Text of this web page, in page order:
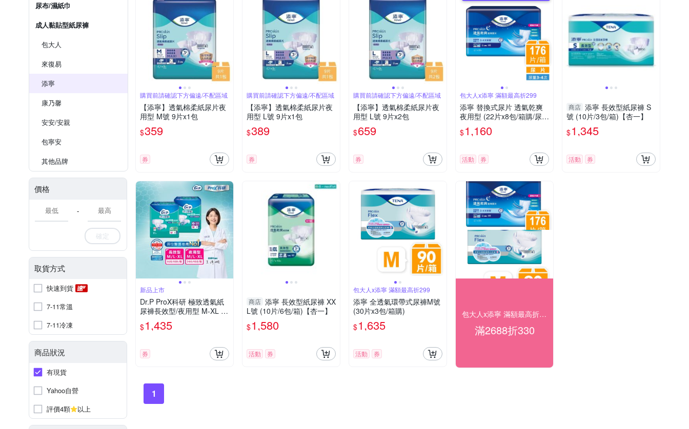
尿布/濕紙巾
成人黏貼型紙尿褲
包大人
來復易
添寧
康乃馨
安安/安親
包寧安
其他品牌
價格
-
確定
取貨方式
快速到貨
7-11常溫
7-11冷凍
商品狀況
有現貨
Yahoo自營
評價4顆
以上
購買前請確認下方偏遠/不配區域
【添寧】透氣棉柔紙尿片夜
用型 M號 9片x1包
$359
券
購買前請確認下方偏遠/不配區域
【添寧】透氣棉柔紙尿片夜
用型 L號 9片x1包
$389
券
購買前請確認下方偏遠/不配區域
【添寧】透氣棉柔紙尿片夜
用型 L號 9片x2包
$659
券
包大人x添寧 滿額最高折299
添寧 替換式尿片 透氣乾爽
夜用型 (22片x8包/箱購/尿
片/搭配成人紙尿褲)
$1,160
活動 券
商店 添寧 長效型紙尿褲 S
號 (10片/3包/箱)【杏一】
$1,345
活動 券
新品上市
Dr.P ProX科研 極致透氣紙
尿褲長效型/夜用型 M-XL (6
包/箱購,黏貼型,成人紙尿褲)
$1,435
券
商店 添寧 長效型紙尿褲 XX
L號 (10片/6包/箱)【杏一】
$1,580
活動 券
包大人x添寧 滿額最高折299
添寧 全透氣環帶式尿褲M號
(30片x3包/箱購)
$1,635
活動 券
包大人x添寧 滿額最高折330
滿2688折330
1